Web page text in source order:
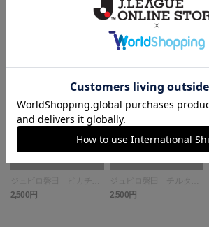
ジュビロ磐田 ピカチュ
ウ タオルマフラー
2,500円
ジュビロ磐田 チルタリ
ス タオルマフラー
2,500円